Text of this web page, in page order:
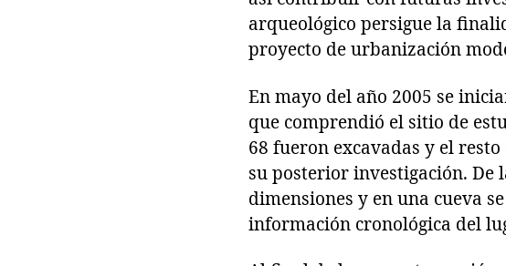
arqueológico persigue la
proyecto de urbanización
En mayo del año 2005 se
que comprendió el sitio de
68 fueron excavadas y el
su posterior investigación. De
dimensiones y en una cueva
información cronológica del